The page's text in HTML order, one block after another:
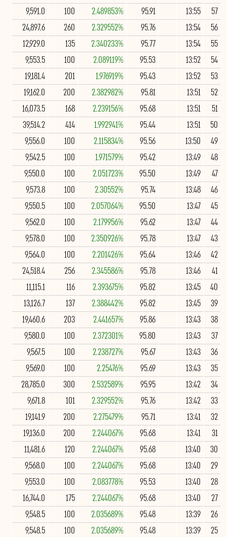
57
13:55
95.91
2.489853%
100
9,591.0
56
13:54
95.76
2.329552%
260
24,897.6
55
13:54
95.77
2.340233%
135
12,929.0
54
13:52
95.53
2.089119%
100
9,553.5
53
13:52
95.43
1.976919%
201
19,181.4
52
13:51
95.81
2.382982%
200
19,162.0
51
13:51
95.68
2.239156%
168
16,073.5
50
13:51
95.44
1.992941%
414
39,514.2
49
13:50
95.56
2.115834%
100
9,556.0
48
13:49
95.42
1.971579%
100
9,542.5
47
13:49
95.50
2.051723%
100
9,550.0
46
13:48
95.74
2.30552%
100
9,573.8
45
13:47
95.50
2.057064%
100
9,550.5
44
13:47
95.62
2.179956%
100
9,562.0
43
13:47
95.78
2.350926%
100
9,578.0
42
13:46
95.64
2.201426%
100
9,564.0
41
13:46
95.78
2.345586%
256
24,518.4
40
13:45
95.82
2.393675%
116
11,115.1
39
13:45
95.82
2.388442%
137
13,126.7
38
13:43
95.86
2.441657%
203
19,460.6
37
13:43
95.80
2.372301%
100
9,580.0
36
13:43
95.67
2.238727%
100
9,567.5
35
13:43
95.69
2.25476%
100
9,569.0
34
13:42
95.95
2.532589%
300
28,785.0
33
13:42
95.76
2.329552%
101
9,671.8
32
13:41
95.71
2.275479%
200
19,141.9
31
13:41
95.68
2.244067%
200
19,136.0
30
13:40
95.68
2.244067%
120
11,481.6
29
13:40
95.68
2.244067%
100
9,568.0
28
13:40
95.53
2.083778%
100
9,553.0
27
13:40
95.68
2.244067%
175
16,744.0
26
13:39
95.48
2.035689%
100
9,548.5
25
13:39
95.48
2.035689%
100
9,548.5